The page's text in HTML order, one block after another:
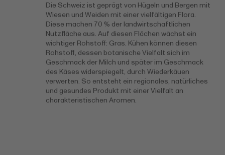
Die Schweiz ist geprägt von Hügeln und Bergen mit
Wiesen und Weiden mit einer vielfältigen Flora.
Diese machen 70 % der landwirtschaftlichen
Nutzfläche aus. Auf diesen Flächen wächst ein
wichtiger Rohstoff: Gras. Kühen können diesen
Rohstoff, dessen botanische Vielfalt sich im
Geschmack der Milch und später im Geschmack
des Käses widerspiegelt, durch Wiederkäuen
verwerten. So entsteht ein regionales, natürliches
und gesundes Produkt mit einer Vielfalt an
charakteristischen Aromen.